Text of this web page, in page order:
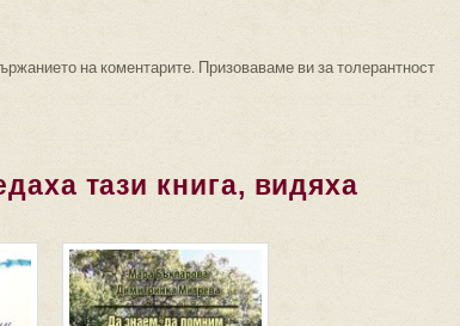
на коментарите. Призоваваме ви за толерантност
тази книга, видяха